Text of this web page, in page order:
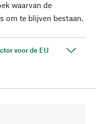
waarvan de
om te blijven bestaan.
voor de EU